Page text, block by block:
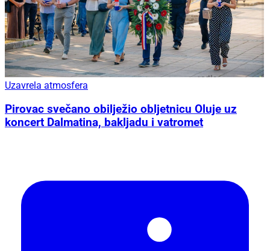
Uzavrela atmosfera
Pirovac svečano obilježio obljetnicu Oluje uz
koncert Dalmatina, bakljadu i vatromet